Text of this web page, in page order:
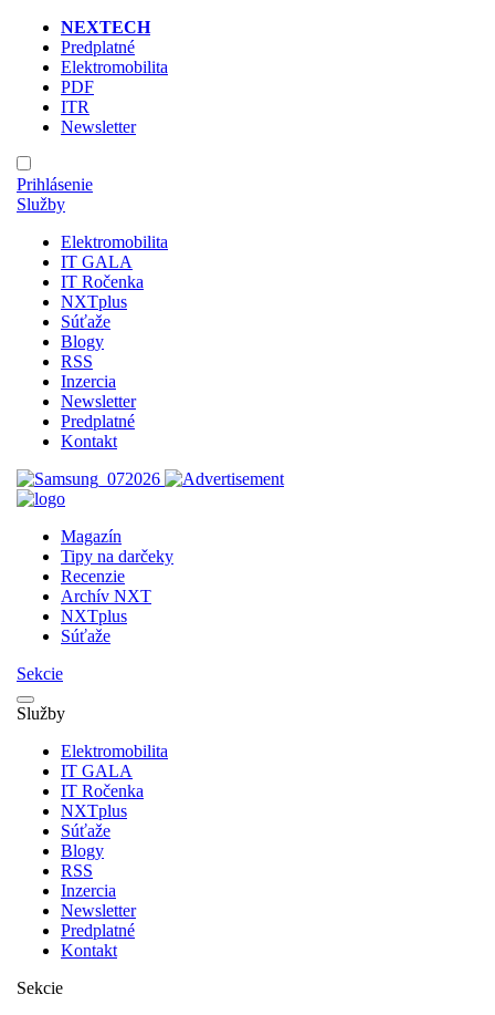
NEXTECH
Predplatné
Elektromobilita
PDF
ITR
Newsletter
Prihlásenie
Služby
Elektromobilita
IT GALA
IT Ročenka
NXTplus
Súťaže
Blogy
RSS
Inzercia
Newsletter
Predplatné
Kontakt
Magazín
Tipy na darčeky
Recenzie
Archív NXT
NXTplus
Súťaže
Sekcie
Služby
Elektromobilita
IT GALA
IT Ročenka
NXTplus
Súťaže
Blogy
RSS
Inzercia
Newsletter
Predplatné
Kontakt
Sekcie